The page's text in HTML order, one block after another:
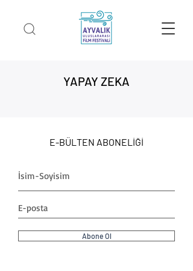
YAPAY ZEKA
E-BÜLTEN ABONELİĞİ
Abone Ol